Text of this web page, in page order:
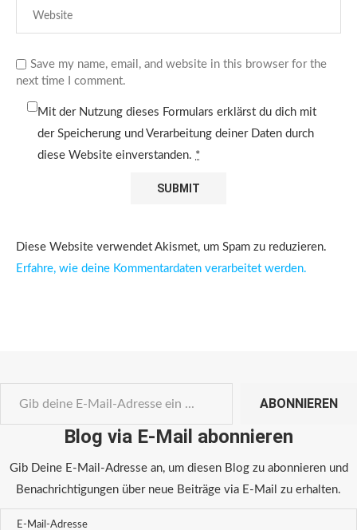
Save my name, email, and website in this browser for the
next time I comment.
Mit der Nutzung dieses Formulars erklärst du dich mit
der Speicherung und Verarbeitung deiner Daten durch
diese Website einverstanden. *
Diese Website verwendet Akismet, um Spam zu reduzieren.
Erfahre, wie deine Kommentardaten verarbeitet werden.
ABONNIEREN
Blog via E-Mail abonnieren
Gib Deine E-Mail-Adresse an, um diesen Blog zu abonnieren und
Benachrichtigungen über neue Beiträge via E-Mail zu erhalten.